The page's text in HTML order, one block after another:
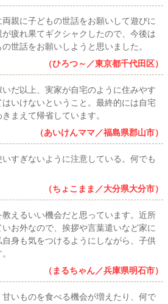
親に子どもの世話をお願いして遊びに
疲れ果てギクシャクしたので、今後は
世話をお願いしようと思いました。
（ひろつ～／東京都千代田区）
だ以上、実家が自宅のように住みやす
いけないということ。最終的には自宅
まえて帰省しています。
（あいけんママ／福島県郡山市）
すぎないように注意している。何でも
（ちょこまま／大分県大分市）
えるいい機会だと思っています。近所
お外なので、挨拶や言葉遣いなど家に
身も気をつけるようにしながら、子供
（まるちゃん／兵庫県明石市）
いものを食べる機会が増えたり、何で